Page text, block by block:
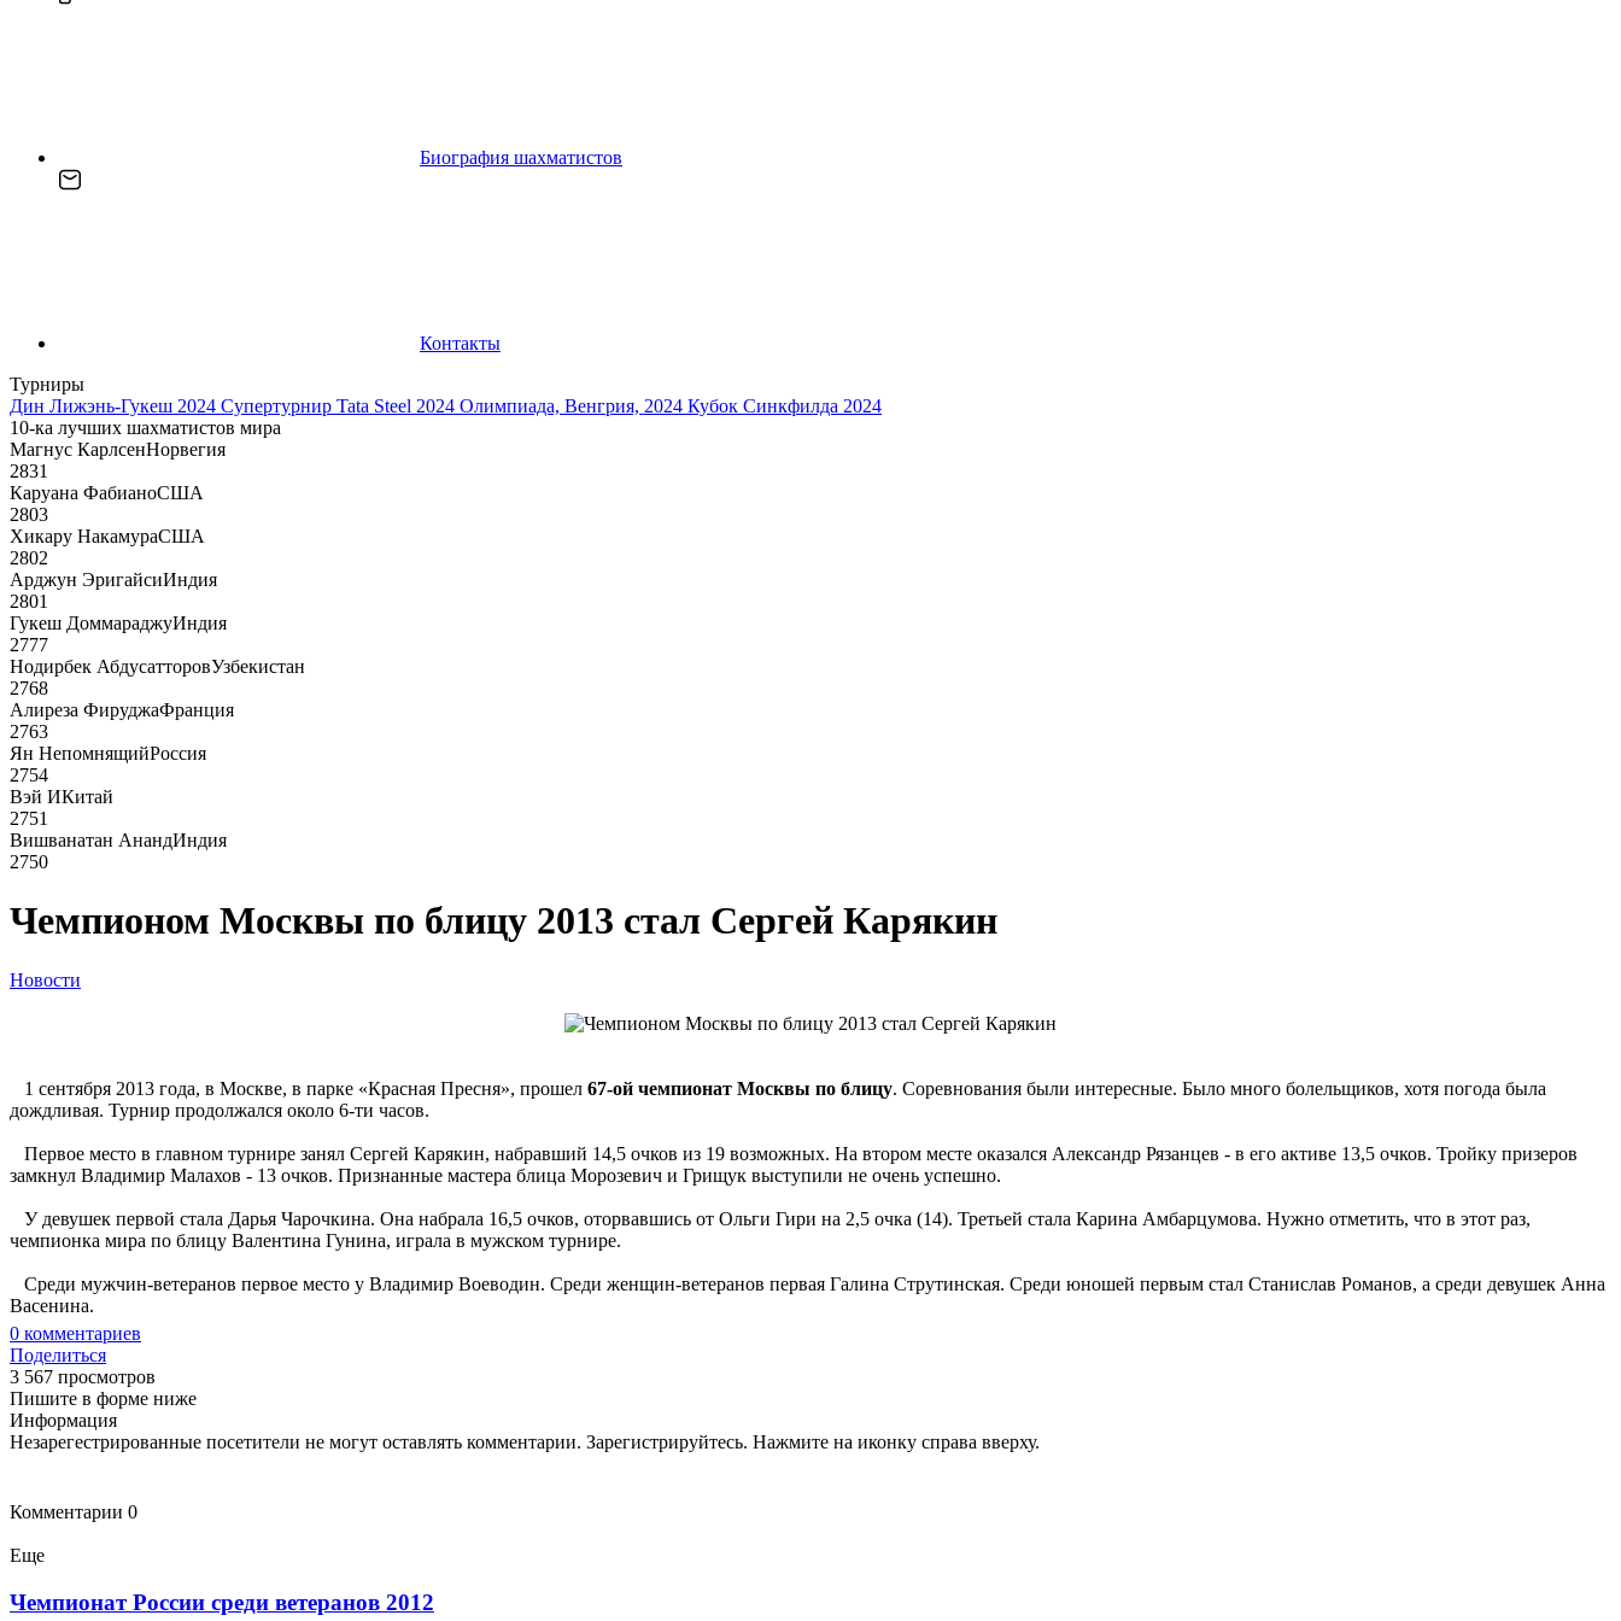
Биография шахматистов
Контакты
Турниры
Дин Лижэнь-Гукеш 2024 Супертурнир Tata Steel 2024 Олимпиада, Венгрия, 2024 Кубок Синкфилда 2024
10-ка лучших шахматистов мира
Магнус КарлсенНорвегия
2831
Каруана ФабианоСША
2803
Хикару НакамураСША
2802
Арджун ЭригайсиИндия
2801
Гукеш ДоммараджуИндия
2777
Нодирбек АбдусатторовУзбекистан
2768
Алиреза ФируджаФранция
2763
Ян НепомнящийРоссия
2754
Вэй ИКитай
2751
Вишванатан АнандИндия
2750
Чемпионом Москвы по блицу 2013 стал Сергей Карякин
Новости
1 сентября 2013 года, в Москве, в парке «Красная Пресня», прошел 67-ой чемпионат Москвы по блицу. Соревнования были интересные. Было много болельщиков, хотя погода была
дождливая. Турнир продолжался около 6-ти часов.
Первое место в главном турнире занял Сергей Карякин, набравший 14,5 очков из 19 возможных. На втором месте оказался Александр Рязанцев - в его активе 13,5 очков. Тройку призеров
замкнул Владимир Малахов - 13 очков. Признанные мастера блица Морозевич и Грищук выступили не очень успешно.
У девушек первой стала Дарья Чарочкина. Она набрала 16,5 очков, оторвавшись от Ольги Гири на 2,5 очка (14). Третьей стала Карина Амбарцумова. Нужно отметить, что в этот раз,
чемпионка мира по блицу Валентина Гунина, играла в мужском турнире.
Среди мужчин-ветеранов первое место у Владимир Воеводин. Среди женщин-ветеранов первая Галина Струтинская. Среди юношей первым стал Станислав Романов, а среди девушек Анна
Васенина.
0 комментариев
Поделиться
3 567 просмотров
Пишите в форме ниже
Информация
Незарегестрированные посетители не могут оставлять комментарии. Зарегистрируйтесь. Нажмите на иконку справа вверху.
Комментарии 0
Еще
Чемпионат России среди ветеранов 2012